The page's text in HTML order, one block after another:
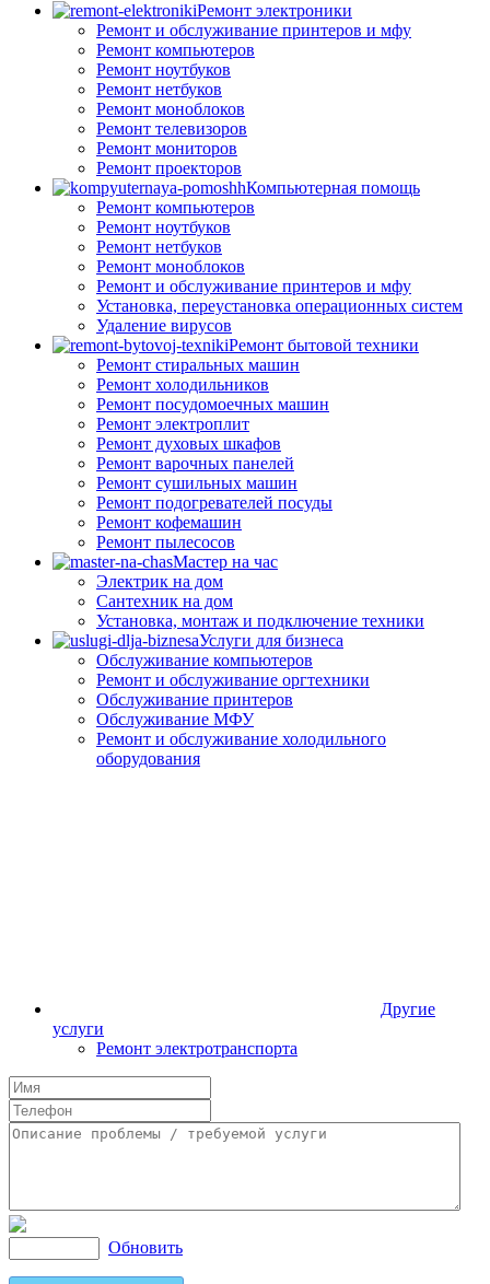
Ремонт электроники
Ремонт и обслуживание принтеров и мфу
Ремонт компьютеров
Ремонт ноутбуков
Ремонт нетбуков
Ремонт моноблоков
Ремонт телевизоров
Ремонт мониторов
Ремонт проекторов
Компьютерная помощь
Ремонт компьютеров
Ремонт ноутбуков
Ремонт нетбуков
Ремонт моноблоков
Ремонт и обслуживание принтеров и мфу
Установка, переустановка операционных систем
Удаление вирусов
Ремонт бытовой техники
Ремонт стиральных машин
Ремонт холодильников
Ремонт посудомоечных машин
Ремонт электроплит
Ремонт духовых шкафов
Ремонт варочных панелей
Ремонт сушильных машин
Ремонт подогревателей посуды
Ремонт кофемашин
Ремонт пылесосов
Мастер на час
Электрик на дом
Сантехник на дом
Установка, монтаж и подключение техники
Услуги для бизнеса
Обслуживание компьютеров
Ремонт и обслуживание оргтехники
Обслуживание принтеров
Обслуживание МФУ
Ремонт и обслуживание холодильного
оборудования
Другие
услуги
Ремонт электротранспорта
Обновить